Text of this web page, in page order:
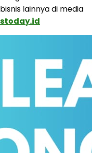
lainnya di media